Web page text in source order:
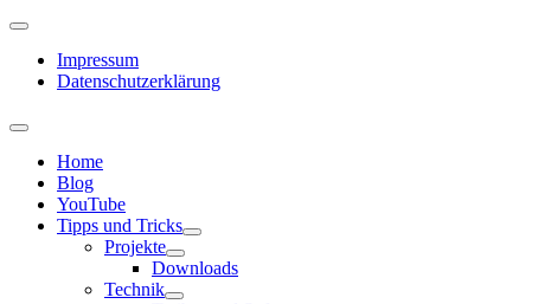
Impressum
Datenschutzerklärung
Home
Blog
YouTube
Tipps und Tricks
Projekte
Downloads
Technik